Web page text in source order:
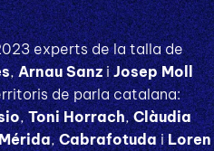
experts de la talla de
,Arnau SanziJosep Moll
de parla catalana:
,Toni Horrach,Clàudia
,CabrafotudaiLoren